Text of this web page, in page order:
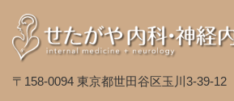
〒158-0094 東京都世田谷区玉川3-39-12